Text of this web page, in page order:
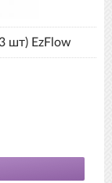
шт) EzFlow